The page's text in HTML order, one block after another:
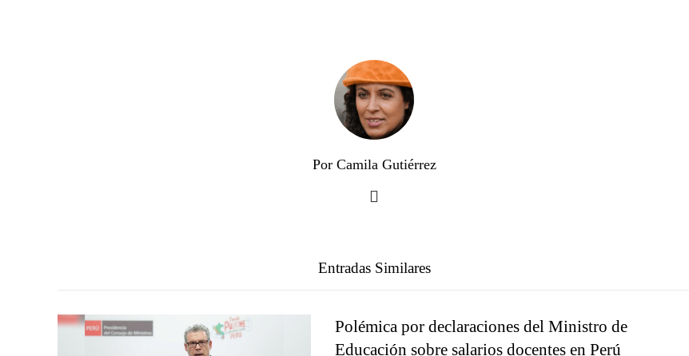
Por Camila Gutiérrez
Entradas Similares
Polémica por declaraciones del Ministro de
Educación sobre salarios docentes en Perú